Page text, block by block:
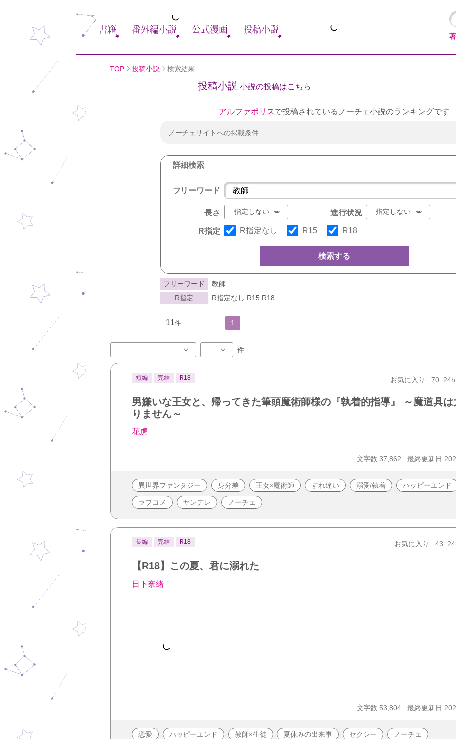
書籍 番外編小説 公式漫画 投稿小説
TOP 投稿小説 検索結果
投稿小説 小説の投稿はこちら
アルファポリスで投稿されているノーチェ小説のランキングです
ノーチェサイトへの掲載条件
詳細検索
フリーワード
長さ 進行状況
R指定 R指定なし R15 R18
検索する
フリーワード
教師
R指定
R指定なし R15 R18
11件 1
件
短編 完結 R18 お気に入り : 70
男嫌いな王女と、帰ってきた筆頭魔術師様の『執着的指導』 ～魔道具
りません～
花虎
文字数 37,862 最終更新日
異世界ファンタジー 身分差 王女×魔術師 すれ違い 溺愛/執着 ハッピーエンド
ラブコメ ヤンデレ ノーチェ
長編 完結 R18 お気に入り : 43
【R18】この夏、君に溺れた
日下奈緒
文字数 53,804 最終更新日
恋愛 ハッピーエンド 教師×生徒 夏休みの出来事 セクシー ノーチェ